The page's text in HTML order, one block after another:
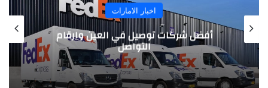
اخبار الامارات
أفضل شركات توصيل في العين وارقام
التواصل